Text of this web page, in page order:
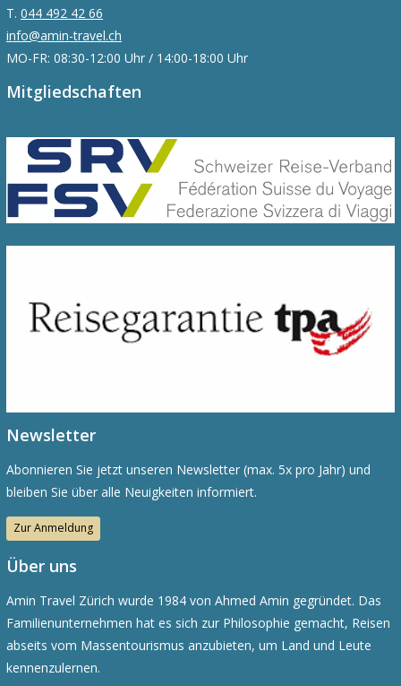
T. 044 492 42 66
info@amin-travel.ch
MO-FR: 08:30-12:00 Uhr / 14:00-18:00 Uhr
Mitgliedschaften
Newsletter
Abonnieren Sie jetzt unseren Newsletter (max. 5x pro Jahr) und
bleiben Sie über alle Neuigkeiten informiert.
Zur Anmeldung
Über uns
Amin Travel Zürich wurde 1984 von Ahmed Amin gegründet. Das
Familienunternehmen hat es sich zur Philosophie gemacht, Reisen
abseits vom Massentourismus anzubieten, um Land und Leute
kennenzulernen.